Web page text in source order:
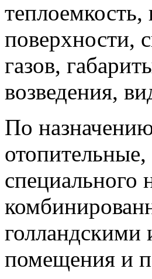
поверхности,
газов,
возведения,
По
специального
голландскими
помещения и